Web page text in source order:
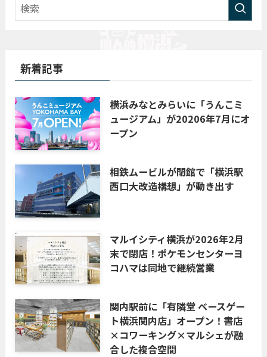
新着記事
横浜みなとみらいに「うんこミ
ュージアム」が20206年7月にオ
ープン
相鉄ムービルが閉館で「横浜駅
西口大改造構想」が動き出す
マルイシティ横浜が2026年2月
末で閉店！ポケモンセンターヨ
コハマは同地で継続営業
関内駅前に「有隣堂 ベースゲー
ト横浜関内店」オープン！書店
×コワーキング×マルシェが融
合した複合空間